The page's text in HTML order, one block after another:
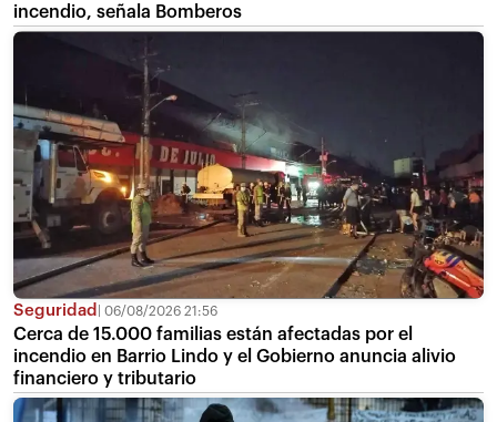
incendio, señala Bomberos
Seguridad 06/08/2026 21:56
Cerca de 15.000 familias están afectadas por el
incendio en Barrio Lindo y el Gobierno anuncia alivio
financiero y tributario